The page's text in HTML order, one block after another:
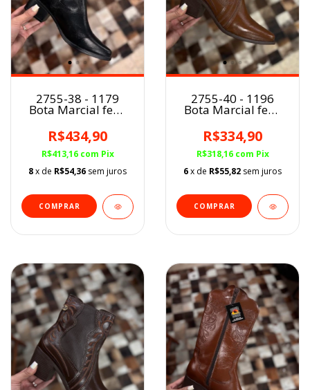
2755-38 - 1179
Bota Marcial fem.
R$434,90
R$413,16 com Pix
8x de R$54,36 sem juros
COMPRAR
2755-40 - 1196
Bota Marcial fem.
R$334,90
R$318,16 com Pix
6x de R$55,82 sem juros
COMPRAR